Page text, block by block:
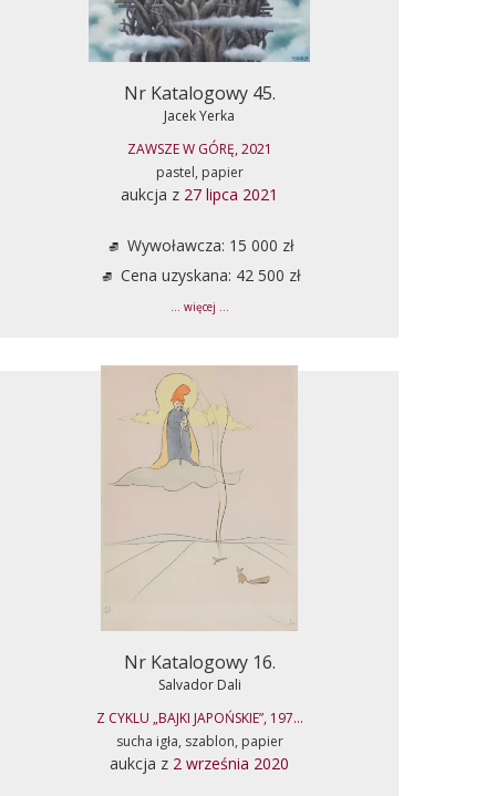
Nr Katalogowy 45.
Jacek Yerka
ZAWSZE W GÓRĘ, 2021
pastel, papier
aukcja z 27 lipca 2021
Wywoławcza: 15 000 zł
Cena uzyskana: 42 500 zł
... więcej ...
Nr Katalogowy 16.
Salvador Dali
Z CYKLU „BAJKI JAPOŃSKIE”, 197...
sucha igła, szablon, papier
aukcja z 2 września 2020